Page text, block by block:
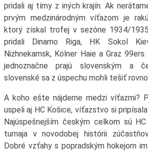
pridali aj tímy z iných krajín. Ak
prvým medzinárodným víťazom je
ktorý získal trofej v sezóne 1934/
pridali Dinamo Riga, HK Sokol
Nizhnekamsk, Kölner Haie a Graz
jednoznačne prajú slovenským a
slovenské sa z úspechu mohli tešiť
A koho ešte nájdeme medzi víťazmi?
uspeli aj HC Košice, víťazstvo si
Najúspešnejším českým celkom sú
turnaja v novodobej histórii
Dobré vzťahy s popradským hokejom